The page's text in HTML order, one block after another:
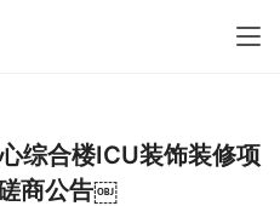
综合楼ICU装饰装修项
商公告￼